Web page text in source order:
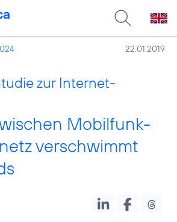
22.01.2019
zur Internet-
Mobilfunk-
verschwimmt